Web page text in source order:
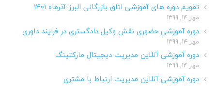
تقویم دوره های آموزشی اتاق بازرگانی البرز-آذرماه ۱۴۰۱
مهر ۱۴, ۱۳۹۹
دوره آموزشی حضوری نقش وکیل دادگستری در فرایند داوری
مهر ۱۴, ۱۳۹۹
دوره آموزشی آنلاین مدیریت دیجیتال مارکتینگ
مهر ۱۴, ۱۳۹۹
دوره آموزشی آنلاین مدیریت ارتباط با مشتری